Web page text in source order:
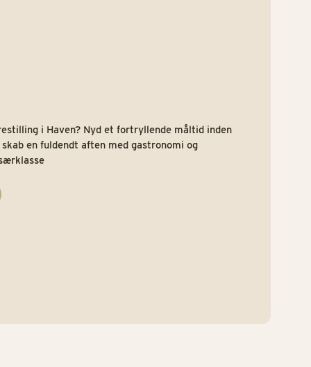
i Haven? Nyd et fortryllende måltid inden
en fuldendt aften med gastronomi og